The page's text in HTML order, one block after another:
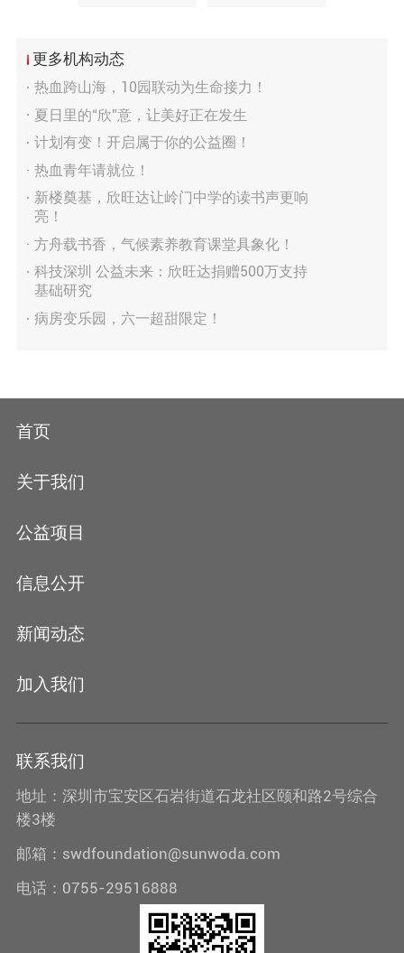
更多机构动态
热血跨山海，10园联动为生命接力！
夏日里的“欣”意，让美好正在发生
计划有变！开启属于你的公益圈！
热血青年请就位！
新楼奠基，欣旺达让岭门中学的读书声更响
亮！
方舟载书香，气候素养教育课堂具象化！
科技深圳 公益未来：欣旺达捐赠500万支持
基础研究
病房变乐园，六一超甜限定！
首页
关于我们
公益项目
信息公开
新闻动态
加入我们
联系我们
地址：深圳市宝安区石岩街道石龙社区颐和路2号综合
楼3楼
邮箱：swdfoundation@sunwoda.com
电话：0755-29516888